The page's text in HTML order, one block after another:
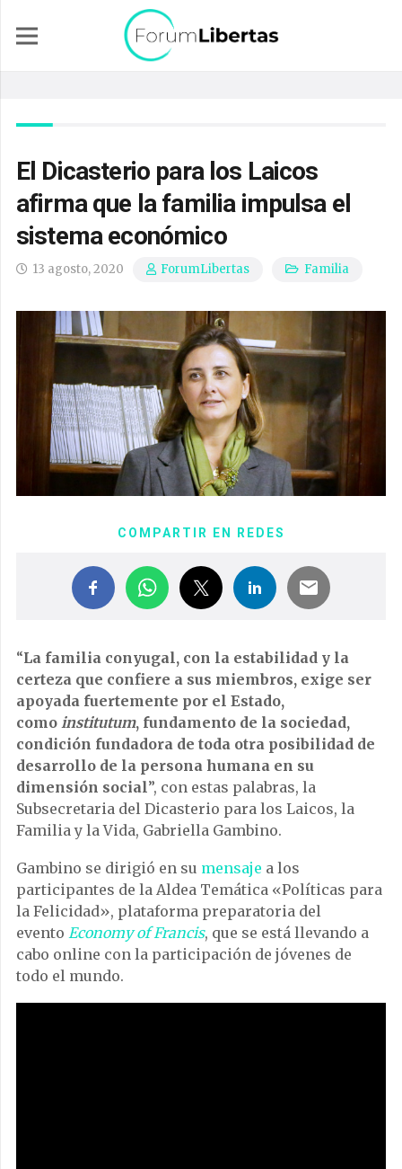
El Dicasterio para los Laicos
afirma que la familia impulsa el
sistema económico
13 agosto, 2020 ForumLibertas Familia
COMPARTIR EN REDES
“La familia conyugal, con la estabilidad y la
certeza que confiere a sus miembros, exige ser
apoyada fuertemente por el Estado,
como institutum, fundamento de la sociedad,
condición fundadora de toda otra posibilidad de
desarrollo de la persona humana en su
dimensión social”, con estas palabras, la
Subsecretaria del Dicasterio para los Laicos, la
Familia y la Vida, Gabriella Gambino.
Gambino se dirigió en su mensaje a los
participantes de la Aldea Temática «Políticas para
la Felicidad», plataforma preparatoria del
evento Economy of Francis, que se está llevando a
cabo online con la participación de jóvenes de
todo el mundo.